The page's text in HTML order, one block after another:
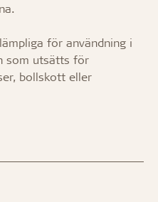
för användning i
som utsätts för
bollskott eller